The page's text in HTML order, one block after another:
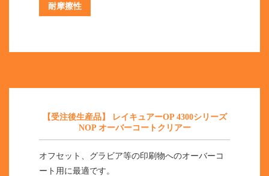
耐摩擦性
【受注後生産品】 レイキュアーOP 4300シリーズ
NOP オーバーコートクリアー
オフセット、グラビア等の印刷物へのオーバーコ
ート用に最適です。